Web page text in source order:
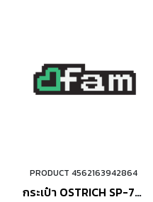
ORDER NOW
PRODUCT 4562163942864
กระเป๋า OSTRICH SP-731